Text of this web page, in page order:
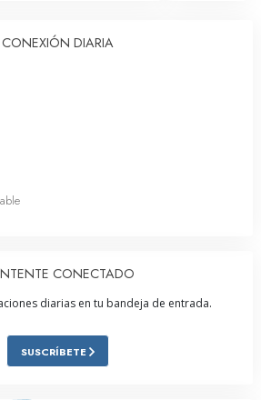
CONEXIÓN DIARIA
CONECTADO
diarias en tu bandeja de entrada.
SUSCRÍBETE